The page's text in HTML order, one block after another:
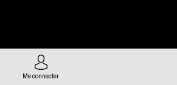
Me connecter